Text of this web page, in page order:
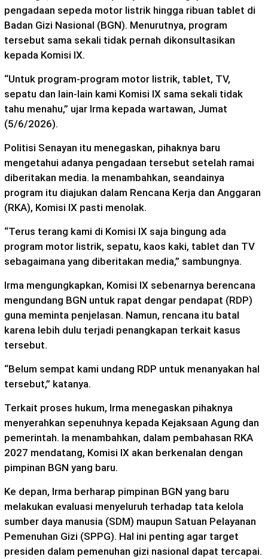
pengadaan sepeda motor listrik hingga ribuan tablet di
Badan Gizi Nasional (BGN). Menurutnya, program
tersebut sama sekali tidak pernah dikonsultasikan
kepada Komisi IX.
“Untuk program-program motor listrik, tablet, TV,
sepatu dan lain-lain kami Komisi IX sama sekali tidak
tahu menahu,” ujar Irma kepada wartawan, Jumat
(5/6/2026).
Politisi Senayan itu menegaskan, pihaknya baru
mengetahui adanya pengadaan tersebut setelah ramai
diberitakan media. Ia menambahkan, seandainya
program itu diajukan dalam Rencana Kerja dan Anggaran
(RKA), Komisi IX pasti menolak.
“Terus terang kami di Komisi IX saja bingung ada
program motor listrik, sepatu, kaos kaki, tablet dan TV
sebagaimana yang diberitakan media,” sambungnya.
Irma mengungkapkan, Komisi IX sebenarnya berencana
mengundang BGN untuk rapat dengar pendapat (RDP)
guna meminta penjelasan. Namun, rencana itu batal
karena lebih dulu terjadi penangkapan terkait kasus
tersebut.
“Belum sempat kami undang RDP untuk menanyakan hal
tersebut,” katanya.
Terkait proses hukum, Irma menegaskan pihaknya
menyerahkan sepenuhnya kepada Kejaksaan Agung dan
pemerintah. Ia menambahkan, dalam pembahasan RKA
2027 mendatang, Komisi IX akan berkenalan dengan
pimpinan BGN yang baru.
Ke depan, Irma berharap pimpinan BGN yang baru
melakukan evaluasi menyeluruh terhadap tata kelola
sumber daya manusia (SDM) maupun Satuan Pelayanan
Pemenuhan Gizi (SPPG). Hal ini penting agar target
presiden dalam pemenuhan gizi nasional dapat tercapai.